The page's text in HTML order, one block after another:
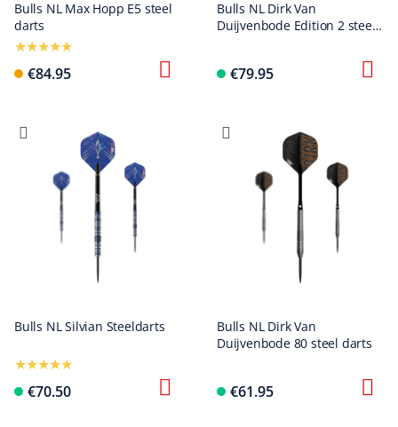
Bulls NL Max Hopp E5 steel
darts
€84.95
Bulls NL Dirk Van
Duijvenbode Edition 2 steel
€79.95
Bulls NL Silvian Steeldarts
€70.50
Bulls NL Dirk Van
Duijvenbode 80 steel darts
€61.95